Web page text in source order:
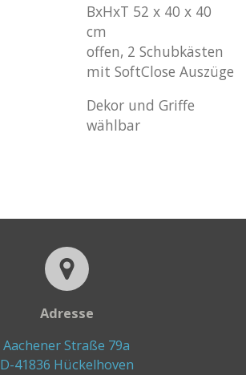
BxHxT 52 x 40 x 40
cm
offen, 2 Schubkästen
mit SoftClose Auszüge
Dekor und Griffe
wählbar
Adresse
Aachener Straße 79a
D-41836 Hückelhoven